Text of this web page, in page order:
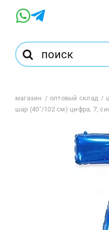
Результат
поиска:
Магазин
Оптовый Магазин
магазин оптовый склад
шар (40″/102 см) цифра, 7,